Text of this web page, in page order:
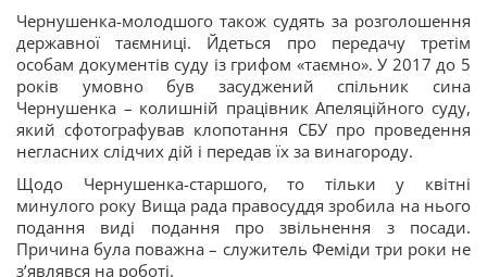
Чернушенка-молодшого також судять за розголошення
державної таємниці. Йдеться про передачу третім
особам документів суду із грифом «таємно». У 2017 до 5
років умовно був засуджений спільник сина
Чернушенка – колишній працівник Апеляційного суду,
який сфотографував клопотання СБУ про проведення
негласних слідчих дій і передав їх за винагороду.
Щодо Чернушенка-старшого, то тільки у квітні
минулого року Вища рада правосуддя зробила на нього
подання виді подання про звільнення з посади.
Причина була поважна – служитель Феміди три роки не
з’являвся на роботі.